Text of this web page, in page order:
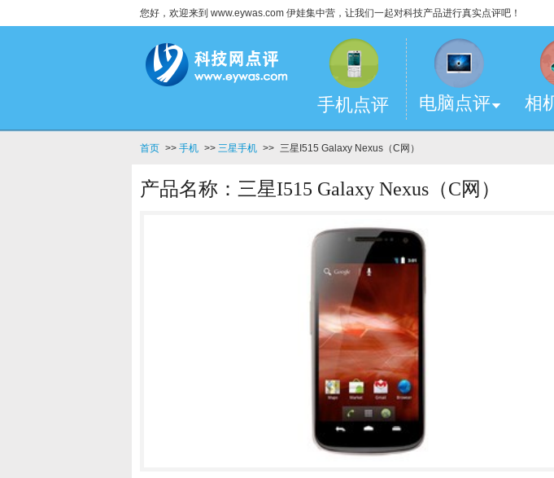
您好，欢迎来到 www.eywas.com 伊娃集中营，让我们一起对科技产品进行真实点评吧！
手机点评 电脑点评 相
首页 >> 手机 >> 三星手机 >> 三星I515 Galaxy Nexus（C网）
产品名称：三星I515 Galaxy Nexus（C网）